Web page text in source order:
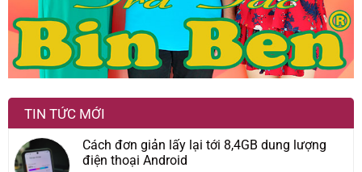
TIN TỨC MỚI
Cách đơn giản lấy lại tới 8,4GB dung lượng
điện thoại Android